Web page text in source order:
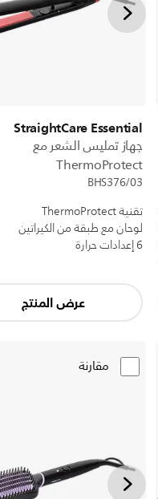
StraightCare Essential
جهاز تمليس الشعر مع
ThermoProtect
BHS376/03
تقنية ThermoProtect
لوحان مع طبقة من الكيراتين
6 إعدادات حرارة
عرض المنتج
مقارنة